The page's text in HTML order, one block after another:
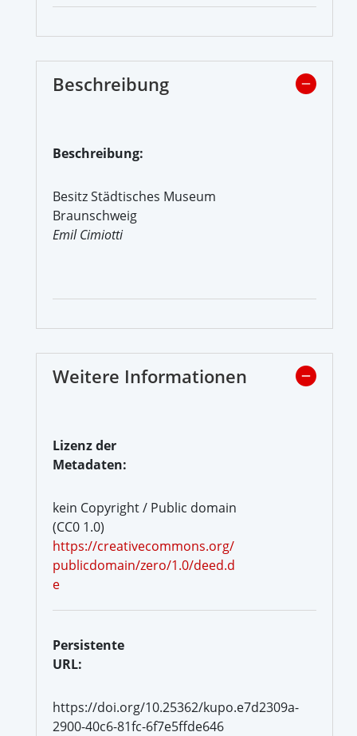
Beschreibung
Beschreibung:
Besitz Städtisches Museum
Braunschweig
Emil Cimiotti
Weitere Informationen
Lizenz der
Metadaten:
kein Copyright / Public domain
(CC0 1.0)
https://creativecommons.org/
publicdomain/zero/1.0/deed.d
e
Persistente
URL:
https://doi.org/10.25362/kupo.e7d2309a-
2900-40c6-81fc-6f7e5ffde646